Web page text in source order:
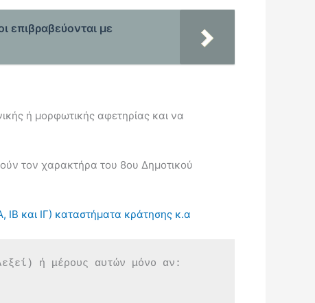
επιβραβεύονται με
ή μορφωτικής αφετηρίας και να
τον χαρακτήρα του 8ου Δημοτικού
ΙΒ και ΙΓ) καταστήματα κράτησης κ.α
ή μέρους αυτών μόνο αν: